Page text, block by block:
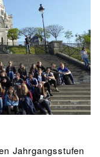
Wettkämpfe
Jahrgangsstufen